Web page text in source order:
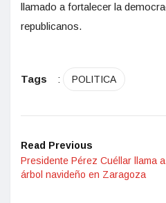
llamado a fortalecer la
republicanos.
Tags : POLITICA
Read Previous
Presidente Pérez Cuéllar llama
árbol navideño en Zaragoza